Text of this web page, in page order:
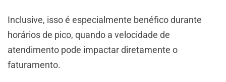
Inclusive, isso é especialmente benéfico durante
horários de pico, quando a velocidade de
atendimento pode impactar diretamente o
faturamento.